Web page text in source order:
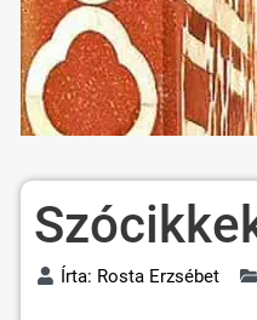
Írta: Rosta Erzsébet